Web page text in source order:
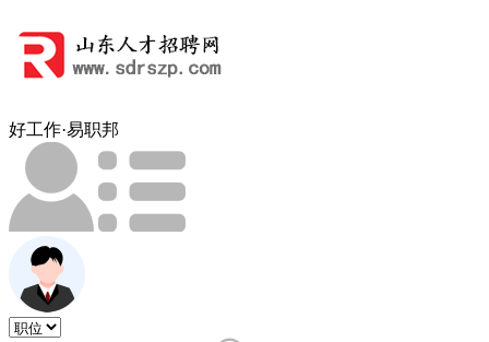
好工作·易职邦